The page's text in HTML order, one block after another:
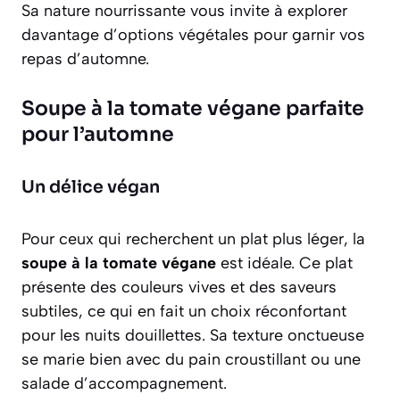
Sa nature nourrissante vous invite à explorer
davantage d’options végétales pour garnir vos
repas d’automne.
Soupe à la tomate végane parfaite
pour l’automne
Un délice végan
Pour ceux qui recherchent un plat plus léger, la
soupe à la tomate végane est idéale. Ce plat
présente des couleurs vives et des saveurs
subtiles, ce qui en fait un choix réconfortant
pour les nuits douillettes. Sa texture onctueuse
se marie bien avec du pain croustillant ou une
salade d’accompagnement.